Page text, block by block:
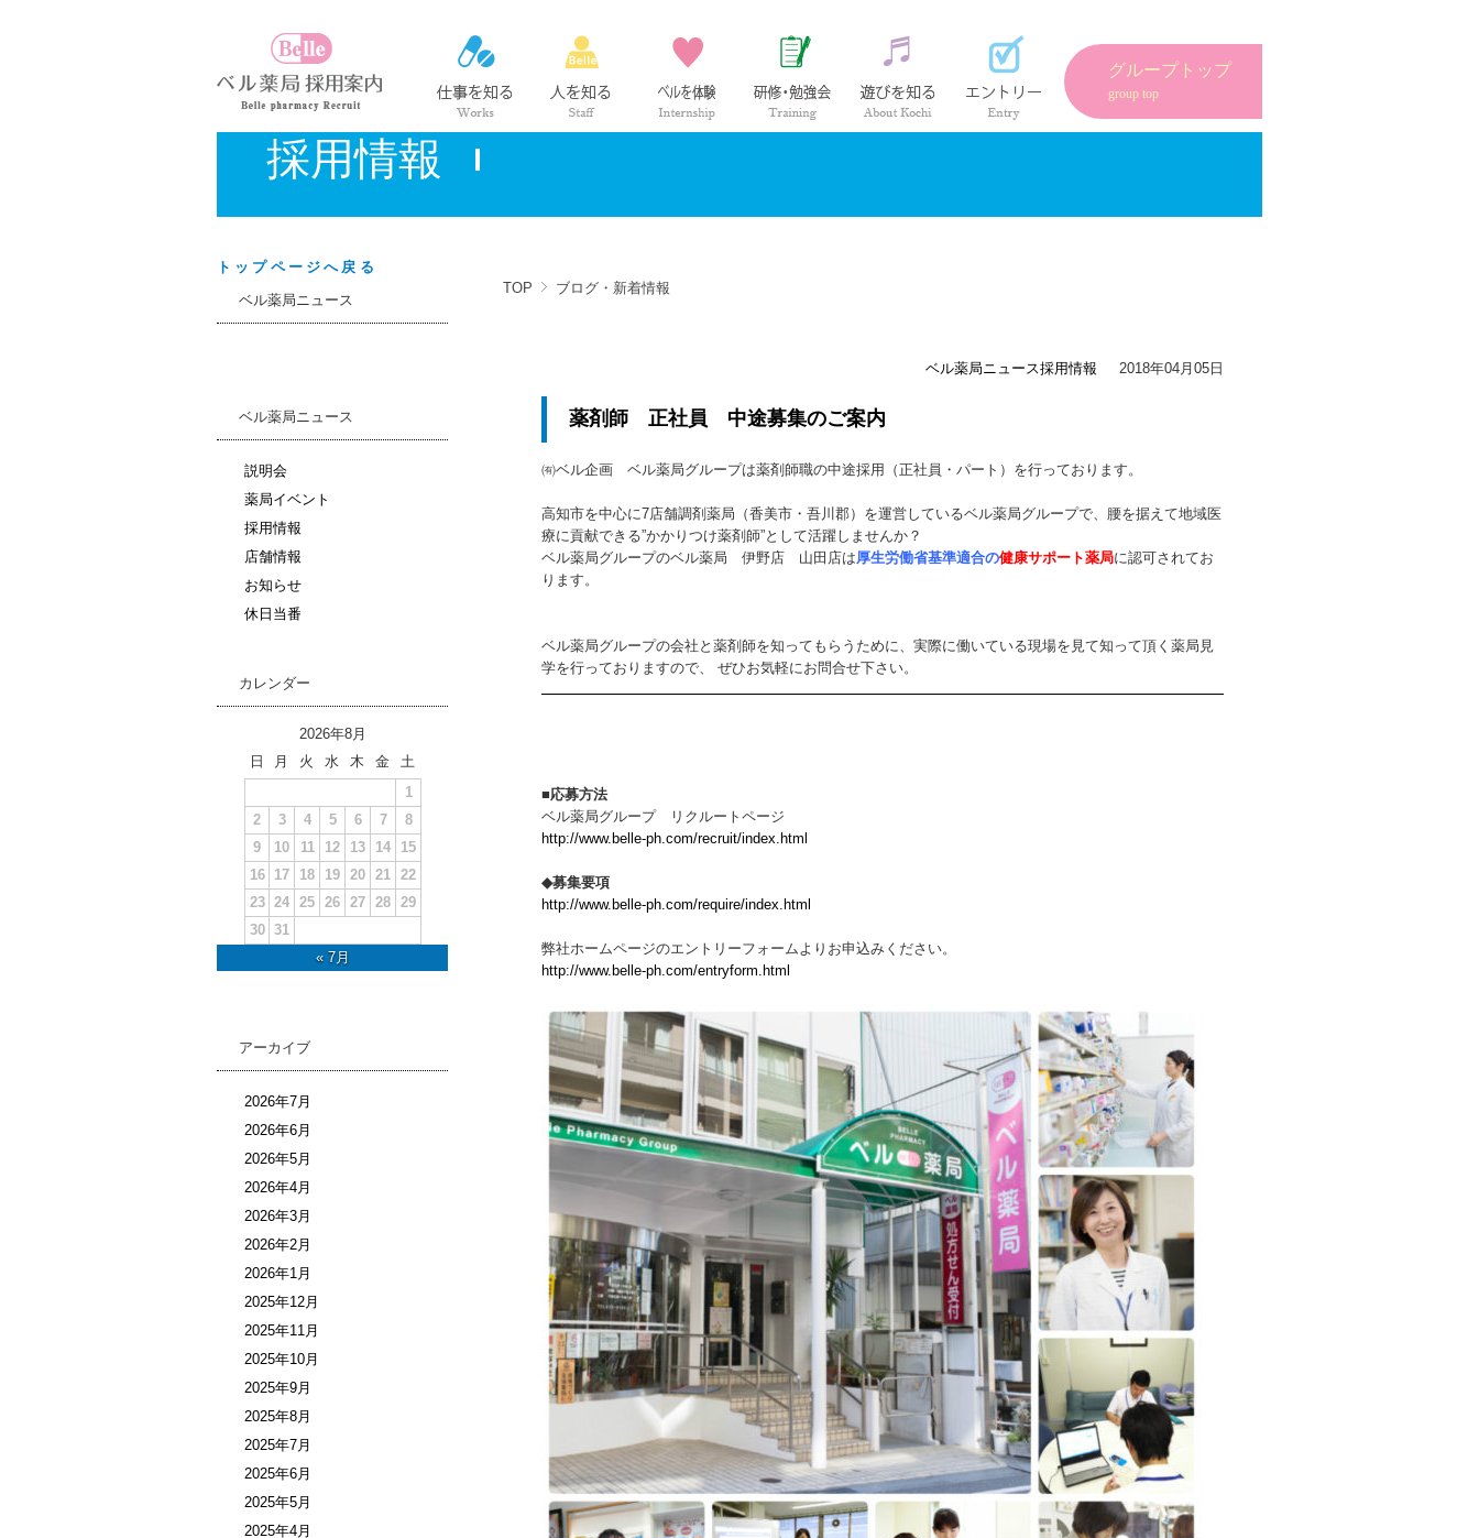
グループトップ
group top
ベル薬局の仕事 社員紹介 インターンシップ 研修・勉強会 高知の紹介 エントリーフォーム
採用情報
TOP ブログ・新着情報
2018年04月05日
ベル薬局ニュース採用情報
薬剤師 正社員 中途募集のご案内
㈲ベル企画 ベル薬局グループは薬剤師職の中途採用（正社員・パート）を行っております。
高知市を中心に7店舗調剤薬局（香美市・吾川郡）を運営しているベル薬局グループで、腰を据えて地域医
療に貢献できる”かかりつけ薬剤師”として活躍しませんか？
ベル薬局グループのベル薬局 伊野店 山田店は厚生労働省基準適合の健康サポート薬局に認可されてお
ります。
ベル薬局グループの会社と薬剤師を知ってもらうために、実際に働いている現場を見て知って頂く薬局見
学を行っておりますので、 ぜひお気軽にお問合せ下さい。
■応募方法
ベル薬局グループ リクルートページ
http://www.belle-ph.com/recruit/index.html
◆募集要項
http://www.belle-ph.com/require/index.html
弊社ホームページのエントリーフォームよりお申込みください。
http://www.belle-ph.com/entryform.html
トップページへ戻る
ベル薬局ニュース
ベル薬局ニュース
説明会
薬局イベント
採用情報
店舗情報
お知らせ
休日当番
カレンダー
2026年8月
日
月 火 水 木 金
土
1
2
3 4 5 6 7
8
9
10 11 12 13 14
15
16
17 18 19 20 21 22
23 24 25 26 27 28 29
30 31
« 7月
アーカイブ
2026年7月
2026年6月
2026年5月
2026年4月
2026年3月
2026年2月
2026年1月
2025年12月
2025年11月
2025年10月
2025年9月
2025年8月
2025年7月
2025年6月
2025年5月
2025年4月